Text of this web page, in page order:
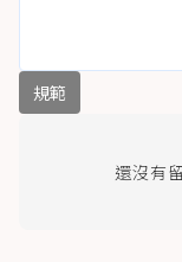
規範
還沒有